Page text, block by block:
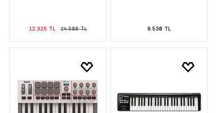
12.325 TL 14.500 TL 9.530 TL